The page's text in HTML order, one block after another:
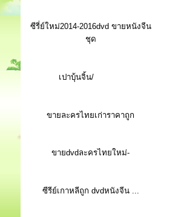
ซีรี่ย์ใหม่2014-2016dvd ขายหนังจีน
ชุด
เปาบุ้นจิ้น/
ขายละครไทยเก่าราคาถูก
ขายdvdละครไทยใหม่-
ซีรีย์เกาหลีถูก dvdหนังจีน ...